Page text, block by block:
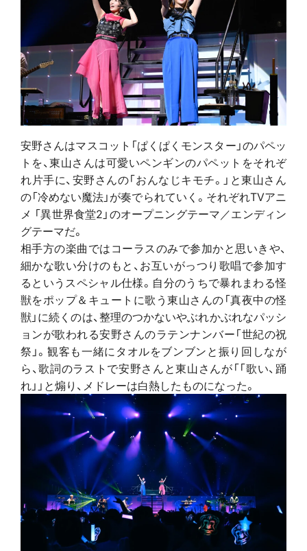
安野さんはマスコット「ぱくぱくモンスター」のパペッ
トを、東山さんは可愛いペンギンのパペットをそれぞ
れ片手に、安野さんの「おんなじキモチ。」と東山さん
の「冷めない魔法」が奏でられていく。それぞれTVアニ
メ 「異世界食堂2」のオープニングテーマ／エンディン
グテーマだ。
相手方の楽曲ではコーラスのみで参加かと思いきや、
細かな歌い分けのもと、お互いがっつり歌唱で参加す
るというスペシャル仕様。自分のうちで暴れまわる怪
獣をポップ＆キュートに歌う東山さんの「真夜中の怪
獣」に続くのは、整理のつかないやぶれかぶれなパッシ
ョンが歌われる安野さんのラテンナンバー「世紀の祝
祭」。観客も一緒にタオルをブンブンと振り回しなが
ら、歌詞のラストで安野さんと東山さんが「「歌い、踊
れ」」と煽り、メドレーは白熱したものになった。